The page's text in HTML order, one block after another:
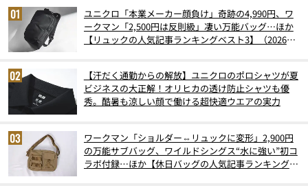
ユニクロ「本業メーカー顔負け」奇跡の4,990円、ワ
ークマン「2,500円は反則級」凄い万能バッグ…ほか
【リュックの人気記事ランキングベスト3】（2026年
【汗だく通勤からの解放】ユニクロのポロシャツが夏
ビジネスの大正解！オリヒカの透け防止シャツも優
秀。酷暑も涼しい顔で働ける超快適ウエアの実力
ワークマン「ショルダー⇔リュックに変形」2,900円
の万能サブバッグ、ワイルドシングス“水に強い”初コ
ラボ付録…ほか【休日バッグの人気記事ランキングベ